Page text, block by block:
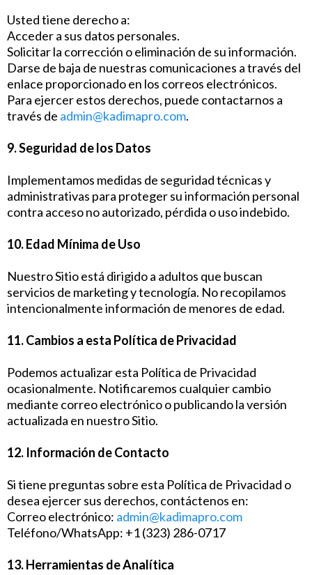
Usted tiene derecho a:
Acceder a sus datos personales.
Solicitar la corrección o eliminación de su información.
Darse de baja de nuestras comunicaciones a través del
enlace proporcionado en los correos electrónicos.
Para ejercer estos derechos, puede contactarnos a
través de admin@kadimapro.com.
9. Seguridad de los Datos
Implementamos medidas de seguridad técnicas y
administrativas para proteger su información personal
contra acceso no autorizado, pérdida o uso indebido.
10. Edad Mínima de Uso
Nuestro Sitio está dirigido a adultos que buscan
servicios de marketing y tecnología. No recopilamos
intencionalmente información de menores de edad.
11. Cambios a esta Política de Privacidad
Podemos actualizar esta Política de Privacidad
ocasionalmente. Notificaremos cualquier cambio
mediante correo electrónico o publicando la versión
actualizada en nuestro Sitio.
12. Información de Contacto
Si tiene preguntas sobre esta Política de Privacidad o
desea ejercer sus derechos, contáctenos en:
Correo electrónico: admin@kadimapro.com
Teléfono/WhatsApp: +1 (323) 286-0717
13. Herramientas de Analítica